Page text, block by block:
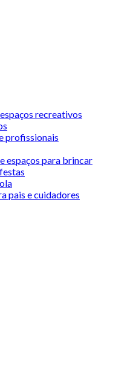
recreativos
profissionais
espaços para brincar
pais e cuidadores